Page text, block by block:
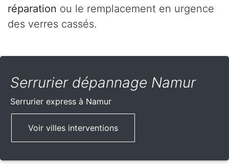
réparation ou le remplacement en urgence
des verres cassés.
Serrurier dépannage Namur
Serrurier express à Namur
Voir villes interventions